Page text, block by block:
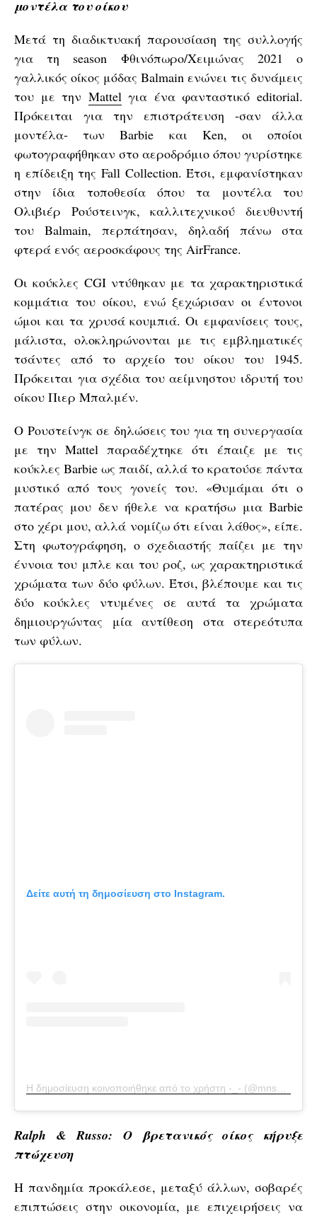
μοντέλα του οίκου
Μετά τη διαδικτυακή παρουσίαση της συλλογής
για τη season Φθινόπωρο/Χειμώνας 2021 ο
γαλλικός οίκος μόδας Balmain ενώνει τις δυνάμεις
του με την Mattelγια ένα φανταστικό editorial.
Πρόκειται για την επιστράτευση -σαν άλλα
μοντέλα- των Barbie και Ken, οι οποίοι
φωτογραφήθηκαν στο αεροδρόμιο όπου γυρίστηκε
η επίδειξη της Fall Collection. Έτσι, εμφανίστηκαν
στην ίδια τοποθεσία όπου τα μοντέλα του
Ολιβιέρ Ρούστεινγκ, καλλιτεχνικού διευθυντή
του Balmain, περπάτησαν, δηλαδή πάνω στα
φτερά ενός αεροσκάφους της AirFrance.
Οι κούκλες CGI ντύθηκαν με τα χαρακτηριστικά
κομμάτια του οίκου, ενώ ξεχώρισαν οι έντονοι
ώμοι και τα χρυσά κουμπιά. Οι εμφανίσεις τους,
μάλιστα, ολοκληρώνονται με τις εμβληματικές
τσάντες από το αρχείο του οίκου του 1945.
Πρόκειται για σχέδια του αείμνηστου ιδρυτή του
οίκου Πιερ Μπαλμέν.
Ο Ρουστείνγκ σε δηλώσεις του για τη συνεργασία
με την Mattel παραδέχτηκε ότι έπαιζε με τις
κούκλες Barbie ως παιδί, αλλά το κρατούσε πάντα
μυστικό από τους γονείς του. «Θυμάμαι ότι ο
πατέρας μου δεν ήθελε να κρατήσω μια Barbie
στο χέρι μου, αλλά νομίζω ότι είναι λάθος», είπε.
Στη φωτογράφηση, ο σχεδιαστής παίζει με την
έννοια του μπλε και του ροζ, ως χαρακτηριστικά
χρώματα των δύο φύλων. Έτσι, βλέπουμε και τις
δύο κούκλες ντυμένες σε αυτά τα χρώματα
δημιουργώντας μία αντίθεση στα στερεότυπα
των φύλων.
Δείτε αυτή τη δημοσίευση στο Instagram.
Ralph & Russo: Ο βρετανικός οίκος κήρυξε
πτώχευση
Η πανδημία προκάλεσε, μεταξύ άλλων, σοβαρές
επιπτώσεις στην οικονομία, με επιχειρήσεις να